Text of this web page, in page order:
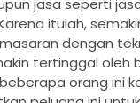
itulah,
dengan
tertinggal oleh
orang ini